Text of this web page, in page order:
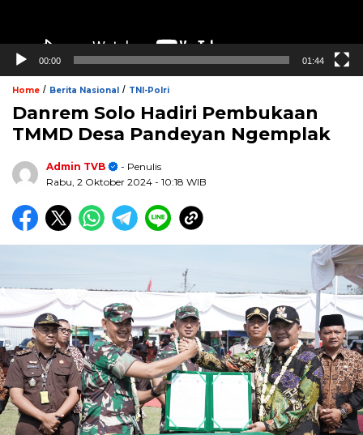
00:00 01:44
Home / Berita Nasional / TNI-Polri
Danrem Solo Hadiri Pembukaan
TMMD Desa Pandeyan Ngemplak
Admin TVB
- Penulis
Rabu, 2 Oktober 2024 - 10:18 WIB